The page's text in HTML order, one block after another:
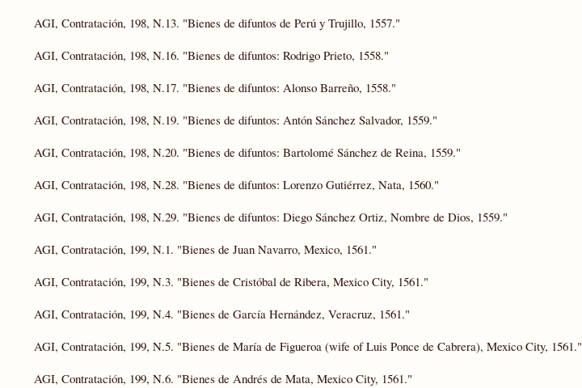
AGI, Contratación, 198, N.13. "Bienes de difuntos de Perú y Trujillo, 1557."
AGI, Contratación, 198, N.16. "Bienes de difuntos: Rodrigo Prieto, 1558."
AGI, Contratación, 198, N.17. "Bienes de difuntos: Alonso Barreño, 1558."
AGI, Contratación, 198, N.19. "Bienes de difuntos: Antón Sánchez Salvador, 1559."
AGI, Contratación, 198, N.20. "Bienes de difuntos: Bartolomé Sánchez de Reina, 1559."
AGI, Contratación, 198, N.28. "Bienes de difuntos: Lorenzo Gutiérrez, Nata, 1560."
AGI, Contratación, 198, N.29. "Bienes de difuntos: Diego Sánchez Ortiz, Nombre de Dios, 1559."
AGI, Contratación, 199, N.1. "Bienes de Juan Navarro, Mexico, 1561."
AGI, Contratación, 199, N.3. "Bienes de Cristóbal de Ribera, Mexico City, 1561."
AGI, Contratación, 199, N.4. "Bienes de García Hernández, Veracruz, 1561."
AGI, Contratación, 199, N.5. "Bienes de María de Figueroa (wife of Luis Ponce de Cabrera), Mexico City, 1561."
AGI, Contratación, 199, N.6. "Bienes de Andrés de Mata, Mexico City, 1561."